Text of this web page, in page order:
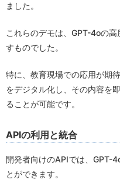
ました。
これらのデモは、GPT-4oの
すものでした。
特に、教育現場での応用が期
をデジタル化し、その内容を
ることが可能です。
APIの利用と統合
開発者向けのAPIでは、GPT-
とができます。